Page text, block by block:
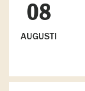
08
AUGUSTI